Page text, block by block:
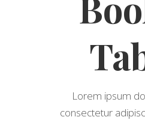
Lorem ipsum
consectetur